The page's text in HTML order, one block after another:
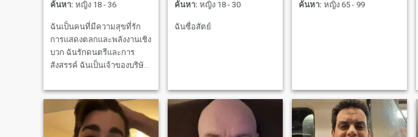
ค้นหา: หญิง 18 - 36
ฉันเป็นคนที่มีความสุขที่รัก
การแสดงตลกและพลังงานเชิง
บวก ฉันรักดนตรีและการ
สังสรรค์ ฉันเป็นเจ้าของบริษัท
ธุรกิจให้เช่า ฉันมีความมั่นคง
ทางการเงินและฉันกำลังมอง
หาหุ้นส่วนที่ซื่อสัตย์และเอาใจ
ใส่ที่จะมีชีวิตที่ดีด้วย ฉันไม่
ค้นหา: หญิง 18 - 30
ฉันซื่อสัตย์
ค้นหา: หญิง 65 - 99